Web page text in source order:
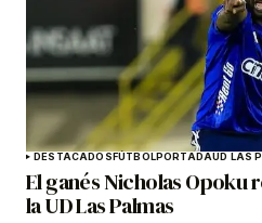
DESTACADOSFÚTBOLPORTADAUD LAS
El ganés Nicholas Opoku
la UD Las Palmas